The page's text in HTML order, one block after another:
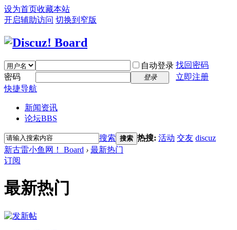
设为首页收藏本站
开启辅助访问 切换到窄版
自动登录 找回密码
密码
登录
立即注册
快捷导航
新闻资讯
论坛BBS
搜索 搜索 热搜: 活动 交友 discuz
新古雷小鱼网！ Board › 最新热门
订阅
最新热门